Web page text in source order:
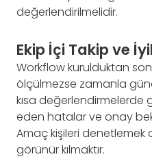
değerlendirilmelidir.
Ekip İçi Takip ve
Workflow kurulduktan
ölçülmezse zamanla
kısa değerlendirmelerde
eden hatalar ve onay
Amaç kişileri denetlemek
görünür kılmaktır.